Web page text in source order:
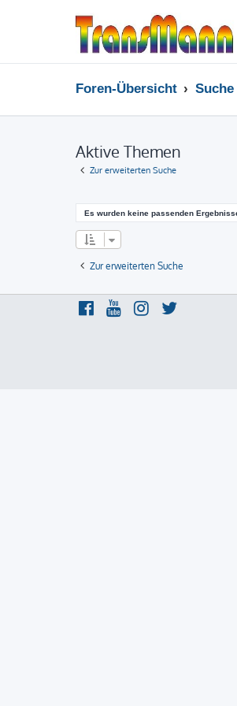
Foren-Übersicht Suche
Aktive Themen
Zur erweiterten Suche
Es wurden keine passenden
Zur erweiterten Suche